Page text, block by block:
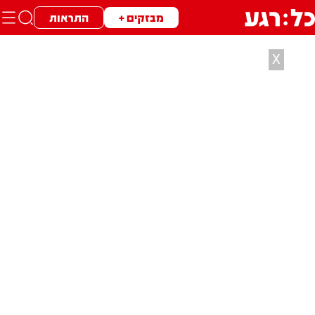
מבזקים + התראות
X